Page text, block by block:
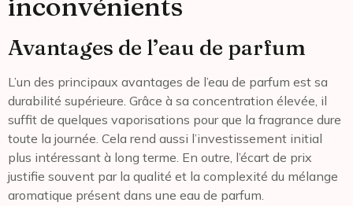
Avantages de l’eau de parfum
L’un des principaux avantages de l’eau de parfum est sa
durabilité supérieure. Grâce à sa concentration élevée, il
suffit de quelques vaporisations pour que la fragrance dure
toute la journée. Cela rend aussi l’investissement initial
plus intéressant à long terme. En outre, l’écart de prix
justifie souvent par la qualité et la complexité du mélange
aromatique présent dans une eau de parfum.